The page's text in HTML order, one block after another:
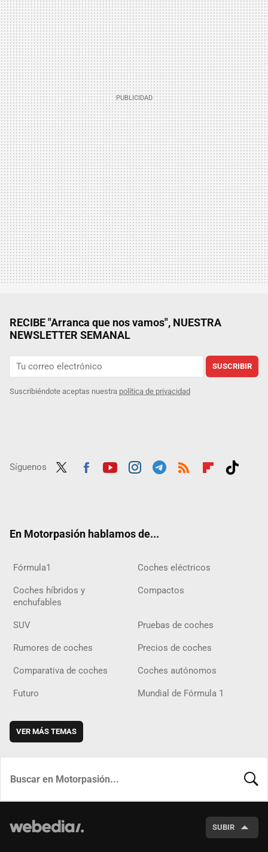
RECIBE "Arranca que nos vamos", NUESTRA
NEWSLETTER SEMANAL
SUSCRIBIR
Suscribiéndote aceptas nuestra política de privacidad
Síguenos
En Motorpasión hablamos de...
Fórmula1 Coches eléctricos
Coches híbridos y
enchufables
Compactos
SUV Pruebas de coches
Rumores de coches Precios de coches
Comparativa de coches Coches autónomos
Futuro Mundial de Fórmula 1
VER MÁS TEMAS
SUBIR